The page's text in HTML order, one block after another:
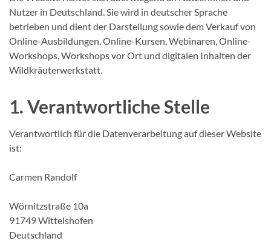
Nutzer in Deutschland. Sie wird in deutscher Sprache
betrieben und dient der Darstellung sowie dem Verkauf von
Online-Ausbildungen, Online-Kursen, Webinaren, Online-
Workshops, Workshops vor Ort und digitalen Inhalten der
Wildkräuterwerkstatt.
1. Verantwortliche Stelle
Verantwortlich für die Datenverarbeitung auf dieser Website
ist:
Carmen Randolf
Wörnitzstraße 10a
91749 Wittelshofen
Deutschland